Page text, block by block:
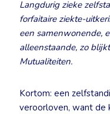
Langdurig zieke
forfaitaire ziekte-
een samenwonende,
alleenstaande, zo
Mutualiteiten.
Kortom: een
veroorloven, want de